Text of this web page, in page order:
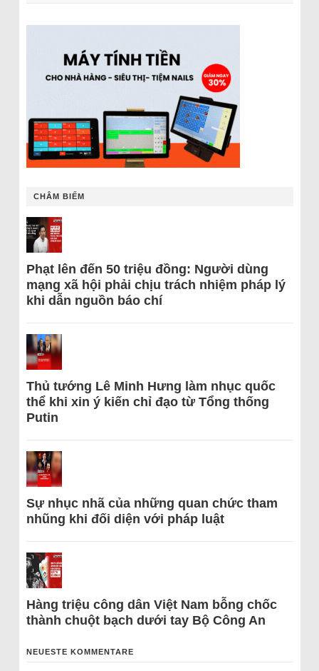
CHÂM BIẾM
Phạt lên đến 50 triệu đồng: Người dùng
mạng xã hội phải chịu trách nhiệm pháp lý
khi dẫn nguồn báo chí
Thủ tướng Lê Minh Hưng làm nhục quốc
thể khi xin ý kiến chỉ đạo từ Tổng thống
Putin
Sự nhục nhã của những quan chức tham
nhũng khi đối diện với pháp luật
Hàng triệu công dân Việt Nam bỗng chốc
thành chuột bạch dưới tay Bộ Công An
NEUESTE KOMMENTARE